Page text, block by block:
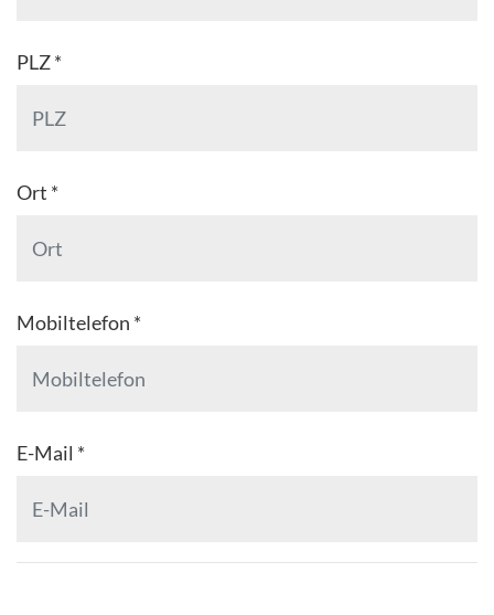
PLZ *
Ort *
Mobiltelefon *
E-Mail *